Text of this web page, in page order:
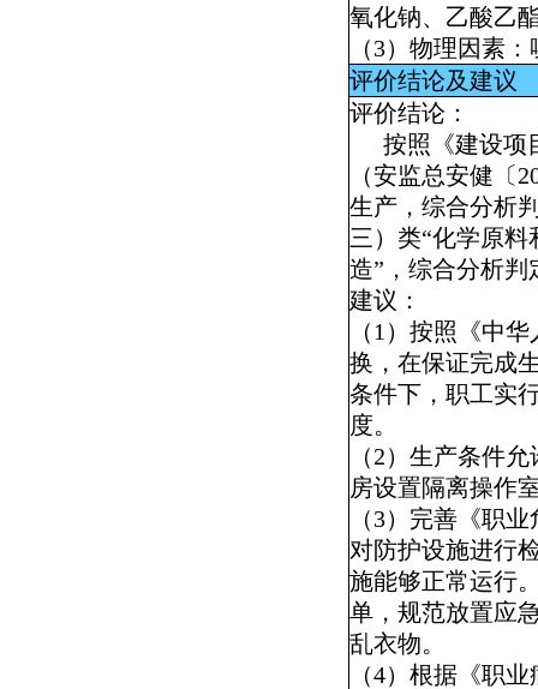
氧化钠、乙酸乙
（3）物理因素
评价结论及建议
评价结论：
按照《建设项
（安监总安健〔
生产，综合分析
三）类“化学原料
造”，综合分析
建议：
（1 ）按照《中
换，在保证完成
条件下，职工实
度。
（2）生产条件
房设置隔离操作
（3）完善《职
对防护设施进行
施能够正常运行
单，规范放置应
乱衣物。
（4）根据《职